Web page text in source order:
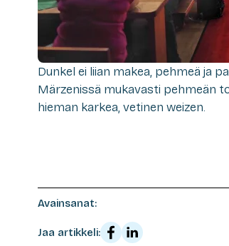
Dunkel ei liian makea, pehmeä ja
Märzenissä mukavasti pehmeän
hieman karkea, vetinen weizen.
Avainsanat:
Jaa artikkeli: